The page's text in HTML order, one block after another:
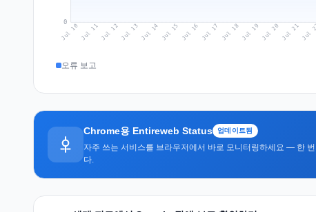
0
Jul 10 Jul 11Jul 12Jul 13 Jul 14 Jul 15 Jul 16 Jul 17 Jul 18Jul 19 Jul 20 Jul 21Jul
오류 보고
Chrome용 Entireweb Status 업데이트됨
자주 쓰는 서비스를 브라우저에서 바로 모니터링하세요 — 한
다.